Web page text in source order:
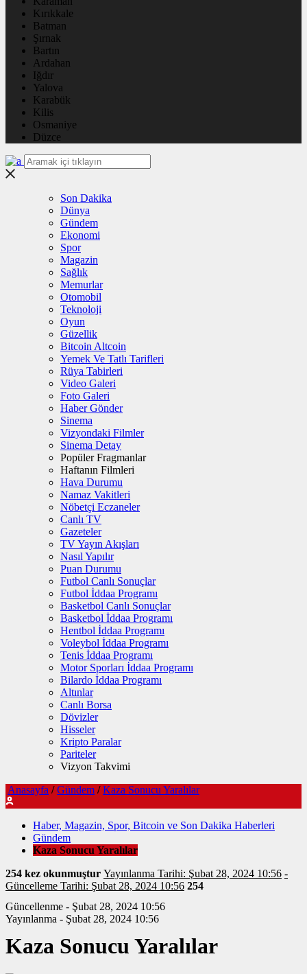
Kırıkkale
Batman
Şırnak
Bartın
Ardahan
Iğdır
Yalova
Karabük
Kilis
Osmaniye
Düzce
Son Dakika
Dünya
Gündem
Ekonomi
Spor
Magazin
Sağlık
Memurlar
Otomobil
Teknoloji
Oyun
Güzellik
Bitcoin Altcoin
Yemek Ve Tatlı Tarifleri
Rüya Tabirleri
Video Galeri
Foto Galeri
Haber Gönder
Sinema
Vizyondaki Filmler
Sinema Detay
Popüler Fragmanlar
Haftanın Filmleri
Hava Durumu
Namaz Vakitleri
Nöbetçi Eczaneler
Canlı TV
Gazeteler
TV Yayın Akışları
Nasıl Yapılır
Puan Durumu
Futbol Canlı Sonuçlar
Futbol İddaa Programı
Basketbol Canlı Sonuçlar
Basketbol İddaa Programı
Hentbol İddaa Programı
Voleybol İddaa Programı
Tenis İddaa Programı
Motor Sporları İddaa Programı
Bilardo İddaa Programı
Altınlar
Canlı Borsa
Dövizler
Hisseler
Kripto Paralar
Pariteler
Vizyon Takvimi
Anasayfa / Gündem / Kaza Sonucu Yaralılar
Haber, Magazin, Spor, Bitcoin ve Son Dakika Haberleri
Gündem
Kaza Sonucu Yaralılar
254 kez okunmuştur Yayınlanma Tarihi: Şubat 28, 2024 10:56 -
Güncelleme Tarihi: Şubat 28, 2024 10:56 254
Güncellenme - Şubat 28, 2024 10:56
Yayınlanma - Şubat 28, 2024 10:56
Kaza Sonucu Yaralılar